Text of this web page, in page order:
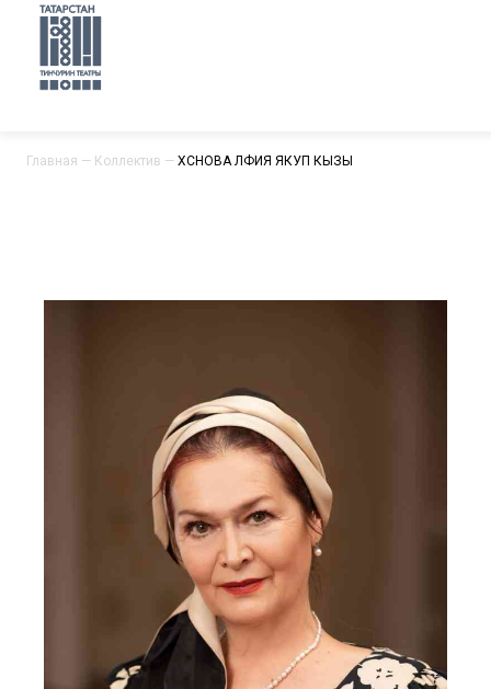
Главная — Коллектив — ХӘСӘНОВА ӘЛФИЯ ЯКУП КЫЗЫ